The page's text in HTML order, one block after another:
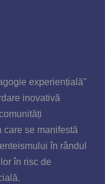
experiențială"
inovativă
care se manifestă
în rândul
în risc de